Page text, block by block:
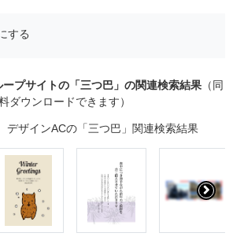
する
プサイトの「三つ巴」の関連検索結果 （同
ダウンロードできます）
デザインACの「三つ巴」関連検索結果